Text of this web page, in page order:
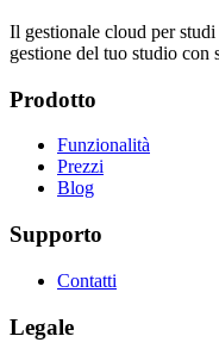
Il gestionale cloud per
gestione del tuo studio
Prodotto
Funzionalità
Prezzi
Blog
Supporto
Contatti
Legale